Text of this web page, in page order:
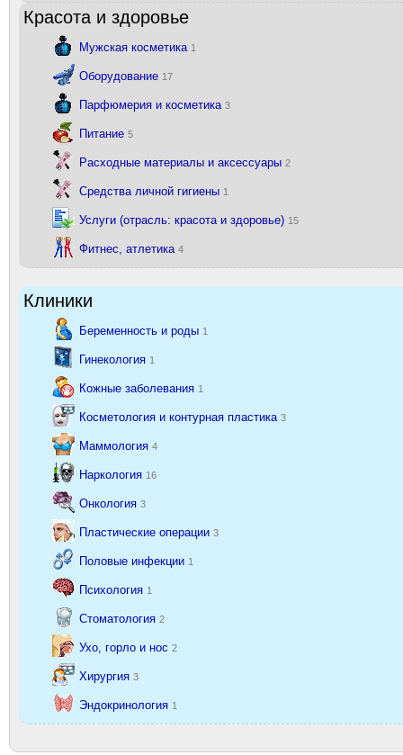
Красота и здоровье
Мужская косметика 1
Оборудование 17
Парфюмерия и косметика 3
Питание 5
Расходные материалы и аксессуары 2
Средства личной гигиены 1
Услуги (отрасль: красота и здоровье) 15
Фитнес, атлетика 4
Клиники
Беременность и роды 1
Гинекология 1
Кожные заболевания 1
Косметология и контурная пластика 3
Маммология 4
Наркология 16
Онкология 3
Пластические операции 3
Половые инфекции 1
Психология 1
Стоматология 2
Ухо, горло и нос 2
Хирургия 3
Эндокринология 1